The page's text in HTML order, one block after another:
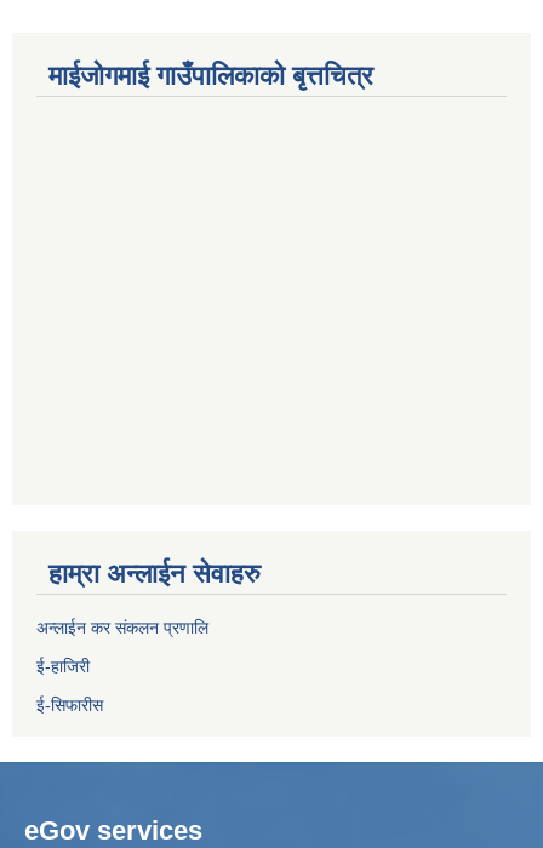
माईजोगमाई गाउँपालिकाको बृत्तचित्र
हाम्रा अन्लाईन सेवाहरु
अन्लाईन कर संकलन प्रणालि
ई-हाजिरी
ई-सिफारीस
eGov services